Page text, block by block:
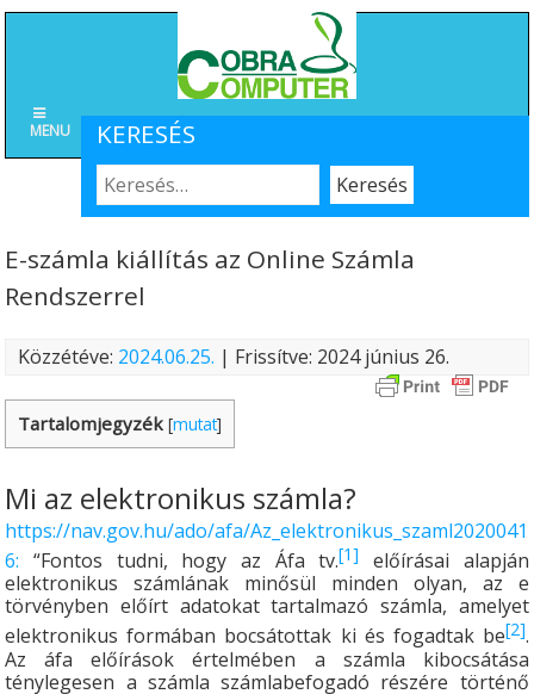
KERESÉS
MENU
E-számla kiállítás az Online Számla
Rendszerrel
Közzétéve: 2024.06.25. | Frissítve: 2024 június 26.
Tartalomjegyzék [mutat]
Mi az elektronikus számla?
https://nav.gov.hu/ado/afa/Az_elektronikus_szaml2020041
6: “Fontos tudni, hogy az Áfa tv.[1]
előírásai alapján
elektronikus számlának minősül minden olyan, az e
törvényben előírt adatokat tartalmazó számla, amelyet
elektronikus formában bocsátottak ki és fogadtak be[2].
Az áfa előírások értelmében a számla kibocsátása
ténylegesen a számla számlabefogadó részére történő